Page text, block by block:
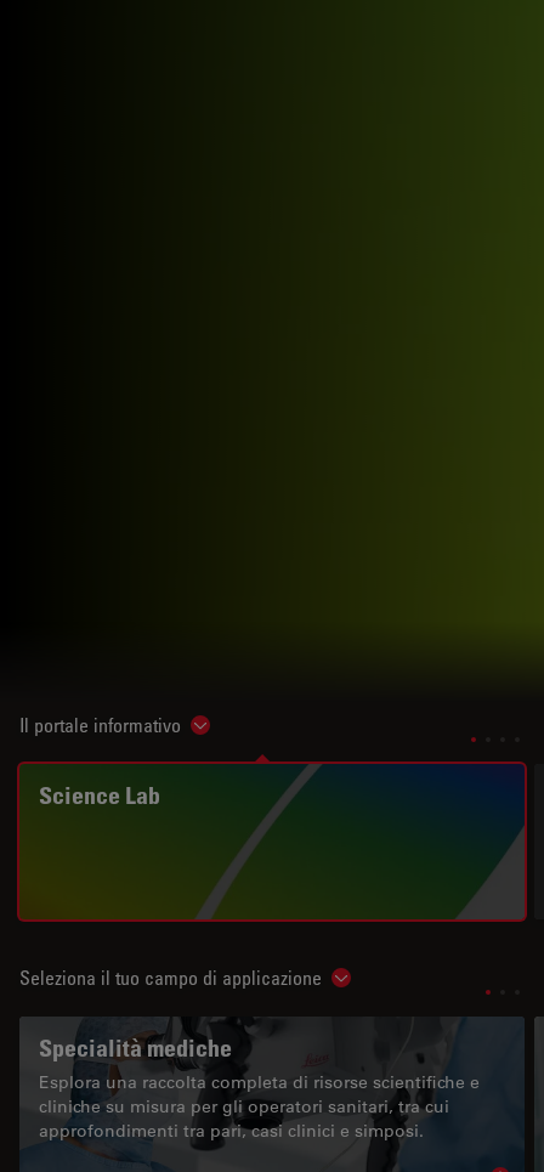
Il portale informativo Show subnavigation
Science Lab
Seleziona il tuo campo di applicazione Show subnavigation
Specialità mediche
Esplora una raccolta completa di risorse scientifiche e
cliniche su misura per gli operatori sanitari, tra cui
approfondimenti tra pari, casi clinici e simposi.